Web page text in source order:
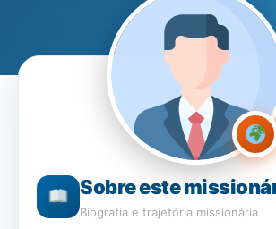
Sobre este
Biografia e trajetória missionária